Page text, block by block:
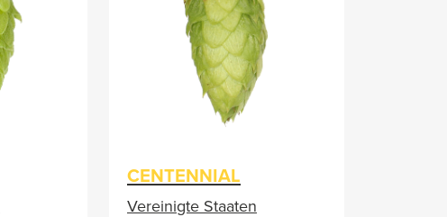
CENTENNIAL
Vereinigte Staaten